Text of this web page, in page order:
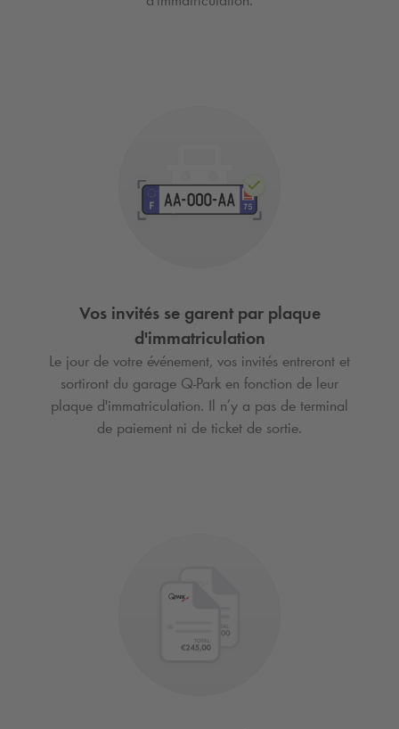
Vos invités se garent par plaque
d'immatriculation
Le jour de votre événement, vos invités entreront et
sortiront du garage Q-Park en fonction de leur
plaque d'immatriculation. Il n’y a pas de terminal
de paiement ni de ticket de sortie.